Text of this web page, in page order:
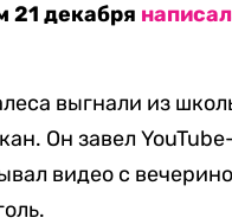
21 декабря
выгнали из
Он завел
видео с